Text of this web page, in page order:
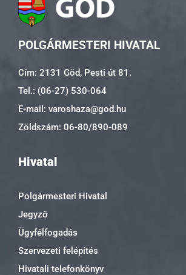
POLGÁRMESTERI HIVATAL
Cím: 2131 Göd, Pesti út 81.
Tel.: (06-27) 530-064
E-mail: varoshaza@god.hu
Zöldszám: 06-80/890-089
Hivatal
Polgármesteri Hivatal
Jegyző
Ügyfélfogadás
Szervezeti felépítés
Hivatali telefonkönyv